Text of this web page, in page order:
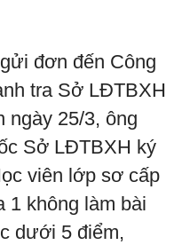
đơn đến Công
tra Sở LĐTBXH
ngày 25/3, ông
Sở LĐTBXH ký
viên lớp sơ cấp
1 không làm bài
dưới 5 điểm,